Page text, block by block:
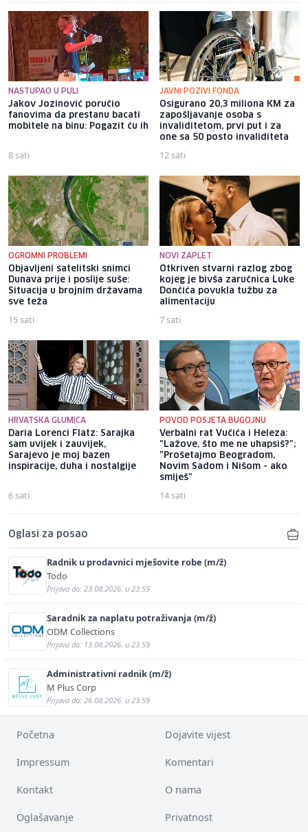
NASTUPAO U PULI
Jakov Jozinović poručio
fanovima da prestanu bacati
mobitele na binu: Pogazit ću ih
8 sati
JAVNI POZIVI FONDA
Osigurano 20,3 miliona KM za
zapošljavanje osoba s
invaliditetom, prvi put i za
one sa 50 posto invaliditeta
12 sati
OGROMNI PROBLEMI
Objavljeni satelitski snimci
Dunava prije i poslije suše:
Situacija u brojnim državama
sve teža
15 sati
NOVI ZAPLET
Otkriven stvarni razlog zbog
kojeg je bivša zaručnica Luke
Dončića povukla tužbu za
alimentaciju
7 sati
HRVATSKA GLUMICA
Daria Lorenci Flatz: Sarajka
sam uvijek i zauvijek,
Sarajevo je moj bazen
inspiracije, duha i nostalgije
6 sati
POVOD POSJETA BUGOJNU
Verbalni rat Vučića i Heleza:
"Lažove, što me ne uhapsiš?";
"Prošetajmo Beogradom,
Novim Sadom i Nišom - ako
smiješ"
14 sati
Oglasi za posao
Radnik u prodavnici mješovite robe (m/ž)
Todo
Prijava do: 23.08.2026. u 23:59
Saradnik za naplatu potraživanja (m/ž)
ODM Collections
Prijava do: 13.08.2026. u 23:59
Administrativni radnik (m/ž)
M Plus Corp
Prijava do: 26.08.2026. u 23:59
Početna Dojavite vijest
Impressum Komentari
Kontakt O nama
Oglašavanje Privatnost